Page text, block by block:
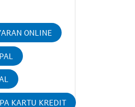
ONLINE
KARTU KREDIT